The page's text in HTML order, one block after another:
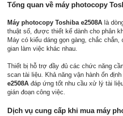
Tổng quan về máy photocopy
Máy photocopy Toshiba e2508A là
thuật số, được thiết kế dành cho phân
Máy có kiểu dáng gọn gàng, chắc chắn,
gian làm việc khác nhau.
Thiết bị hỗ trợ đầy đủ các chức năng
scan tài liệu. Khả năng vận hành ổn định
e2508A đáp ứng tốt nhu cầu xử lý tài
gián đoạn công việc.
Dịch vụ cung cấp khi mua máy